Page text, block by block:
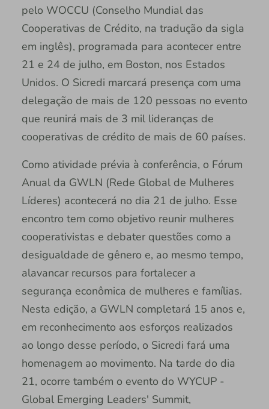
pelo WOCCU (Conselho Mundial das
Cooperativas de Crédito, na tradução da sigla
em inglês), programada para acontecer entre
21 e 24 de julho, em Boston, nos Estados
Unidos. O Sicredi marcará presença com uma
delegação de mais de 120 pessoas no evento
que reunirá mais de 3 mil lideranças de
cooperativas de crédito de mais de 60 países.
Como atividade prévia à conferência, o Fórum
Anual da GWLN (Rede Global de Mulheres
Líderes) acontecerá no dia 21 de julho. Esse
encontro tem como objetivo reunir mulheres
cooperativistas e debater questões como a
desigualdade de gênero e, ao mesmo tempo,
alavancar recursos para fortalecer a
segurança econômica de mulheres e famílias.
Nesta edição, a GWLN completará 15 anos e,
em reconhecimento aos esforços realizados
ao longo desse período, o Sicredi fará uma
homenagem ao movimento. Na tarde do dia
21, ocorre também o evento do WYCUP -
Global Emerging Leaders' Summit,